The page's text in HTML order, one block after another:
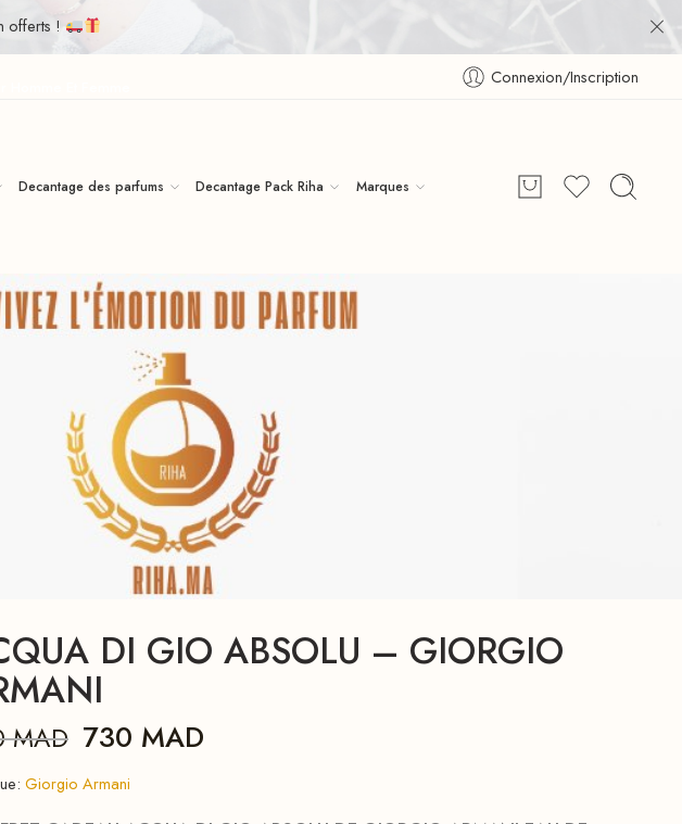
offerts !
Connexion/Inscription
Decantage des parfums Decantage Pack Riha Marques
DI GIO ABSOLU – GIORGIO
MAD 730 MAD
Giorgio Armani